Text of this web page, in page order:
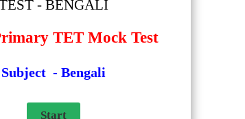
- BENGALI
TET Mock Test
Subject - Bengali